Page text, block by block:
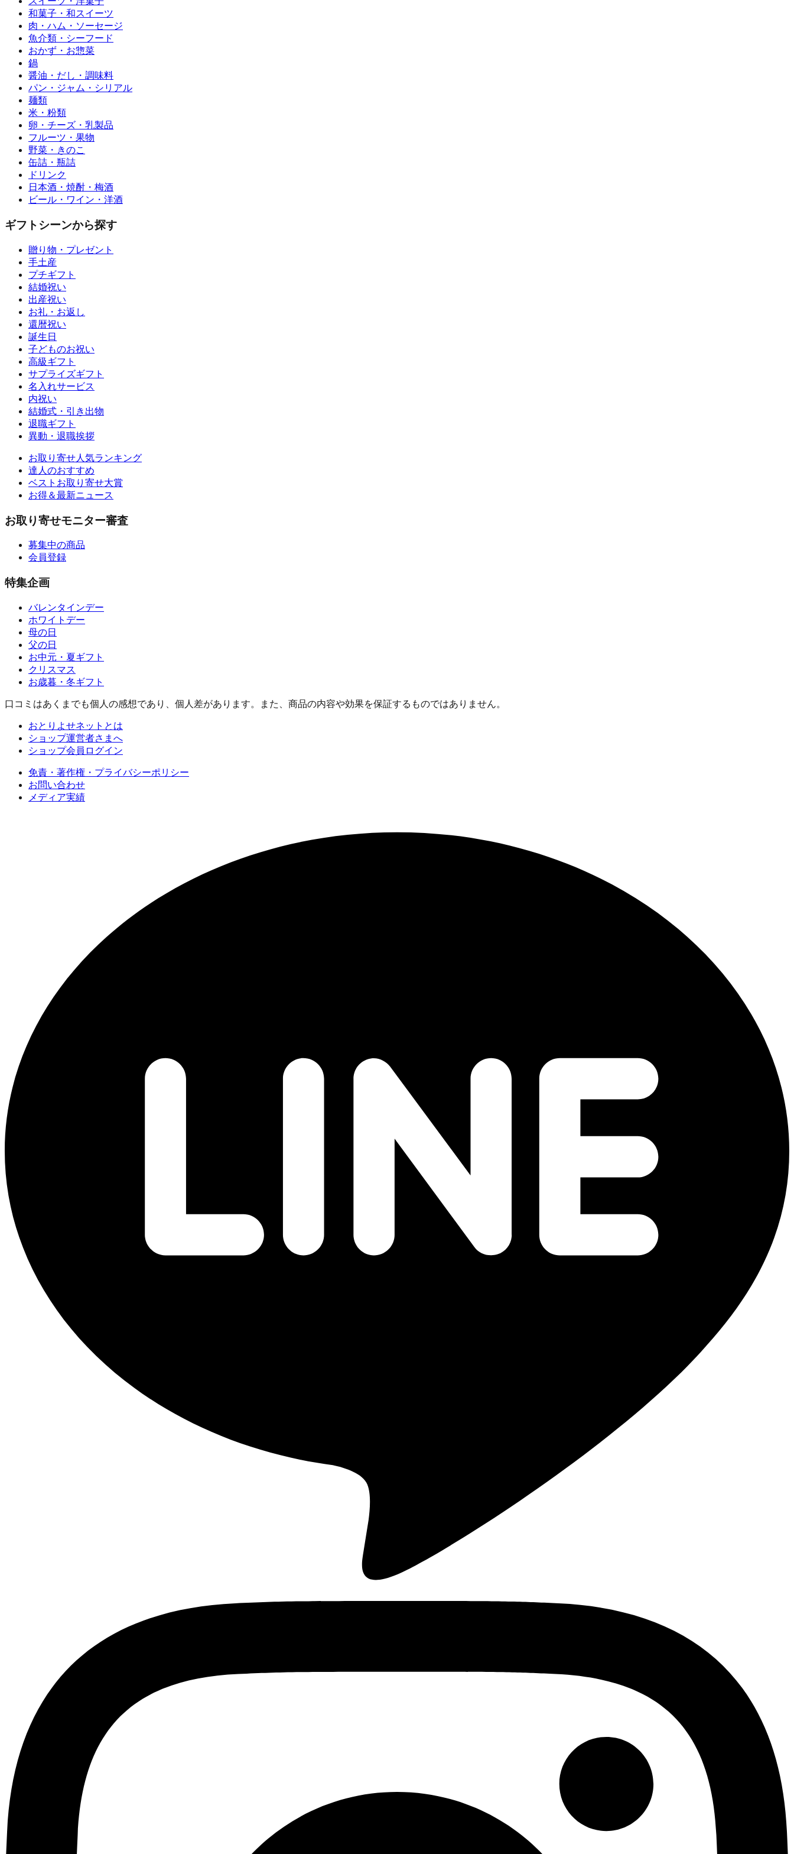
和菓子・和スイーツ
肉・ハム・ソーセージ
魚介類・シーフード
おかず・お惣菜
鍋
醤油・だし・調味料
パン・ジャム・シリアル
麺類
米・粉類
卵・チーズ・乳製品
フルーツ・果物
野菜・きのこ
缶詰・瓶詰
ドリンク
日本酒・焼酎・梅酒
ビール・ワイン・洋酒
ギフトシーンから探す
贈り物・プレゼント
手土産
プチギフト
結婚祝い
出産祝い
お礼・お返し
還暦祝い
誕生日
子どものお祝い
高級ギフト
サプライズギフト
名入れサービス
内祝い
結婚式・引き出物
退職ギフト
異動・退職挨拶
お取り寄せ人気ランキング
達人のおすすめ
ベストお取り寄せ大賞
お得＆最新ニュース
お取り寄せモニター審査
募集中の商品
会員登録
特集企画
バレンタインデー
ホワイトデー
母の日
父の日
お中元・夏ギフト
クリスマス
お歳暮・冬ギフト
口コミはあくまでも個人の感想であり、個人差があります。また、商品の内容や効果を保証するものではありません。
おとりよせネットとは
ショップ運営者さまへ
ショップ会員ログイン
免責・著作権・プライバシーポリシー
お問い合わせ
メディア実績